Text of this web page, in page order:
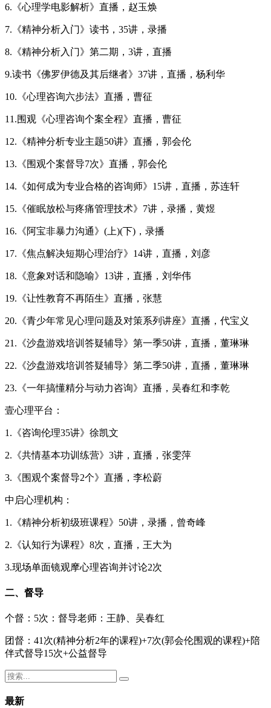
6.《心理学电影解析》直播，赵玉焕
7.《精神分析入门》读书，35讲，录播
8.《精神分析入门》第二期，3讲，直播
9.读书《佛罗伊德及其后继者》37讲，直播，杨利华
10.《心理咨询六步法》直播，曹征
11.围观《心理咨询个案全程》直播，曹征
12.《精神分析专业主题50讲》直播，郭会伦
13.《围观个案督导7次》直播，郭会伦
14.《如何成为专业合格的咨询师》15讲，直播，苏连轩
15.《催眠放松与疼痛管理技术》7讲，录播，黄煜
16.《阿宝非暴力沟通》(上)(下)，录播
17.《焦点解决短期心理治疗》14讲，直播，刘彦
18.《意象对话和隐喻》13讲，直播，刘华伟
19.《让性教育不再陌生》直播，张慧
20.《青少年常见心理问题及对策系列讲座》直播，代宝义
21.《沙盘游戏培训答疑辅导》第一季50讲，直播，董琳琳
22.《沙盘游戏培训答疑辅导》第二季50讲，直播，董琳琳
23.《一年搞懂精分与动力咨询》直播，吴春红和李乾
壹心理平台：
1.《咨询伦理35讲》徐凯文
2.《共情基本功训练营》3讲，直播，张雯萍
3.《围观个案督导2个》直播，李松蔚
中启心理机构：
1.《精神分析初级班课程》50讲，录播，曾奇峰
2.《认知行为课程》8次，直播，王大为
3.现场单面镜观摩心理咨询并讨论2次
二、督导
个督：5次：督导老师：王静、吴春红
团督：41次(精神分析2年的课程)+7次(郭会伦围观的课程)+陪
伴式督导15次+公益督导
最新